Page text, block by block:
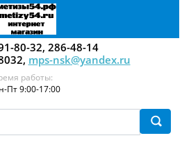
80-32, 286-48-14
mps-nsk@yandex.ru
работы:
Пт 9:00-17:00